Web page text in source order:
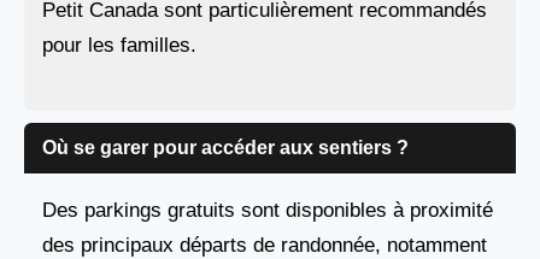
Petit Canada sont particulièrement recommandés
pour les familles.
Où se garer pour accéder aux sentiers ?
Des parkings gratuits sont disponibles à proximité
des principaux départs de randonnée, notamment